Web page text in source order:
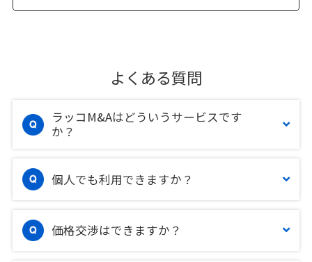
よくある質問
ラッコM&Aはどういうサービスです
か？
個人でも利用できますか？
価格交渉はできますか？